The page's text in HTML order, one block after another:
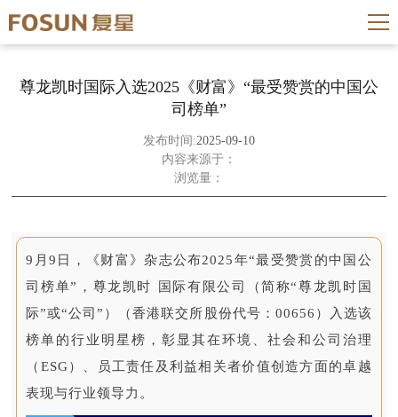
尊龙凯时国际入选2025《财富》“最受赞赏的中国公
司榜单”
发布时间:2025-09-10
内容来源于：
浏览量：
9月9日，《财富》杂志公布2025年“最受赞赏的中国公
司榜单”，尊龙凯时国际有限公司（简称“尊龙凯时国
际”或“公司”）（香港联交所股份代号：00656）入选该
榜单的行业明星榜，彰显其在环境、社会和公司治理
（ESG）、员工责任及利益相关者价值创造方面的卓越
表现与行业领导力。